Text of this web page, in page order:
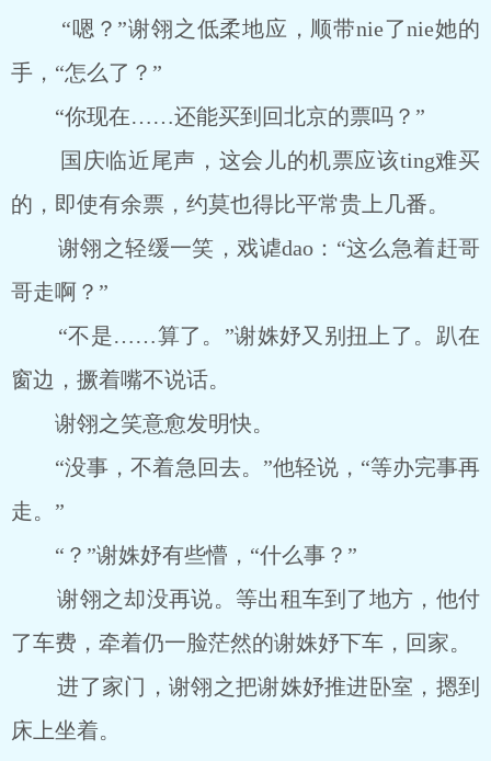
“嗯？”谢翎之低柔地应，顺带nie了nie她的
手，“怎么了？”
“你现在……还能买到回北京的票吗？”
国庆临近尾声，这会儿的机票应该ting难买
的，即使有余票，约莫也得比平常贵上几番。
谢翎之轻缓一笑，戏谑dao：“这么急着赶哥
哥走啊？”
“不是……算了。”谢姝妤又别扭上了。趴在
窗边，撅着嘴不说话。
谢翎之笑意愈发明快。
“没事，不着急回去。”他轻说，“等办完事再
走。”
“？”谢姝妤有些懵，“什么事？”
谢翎之却没再说。等出租车到了地方，他付
了车费，牵着仍一脸茫然的谢姝妤下车，回家。
进了家门，谢翎之把谢姝妤推进卧室，摁到
床上坐着。